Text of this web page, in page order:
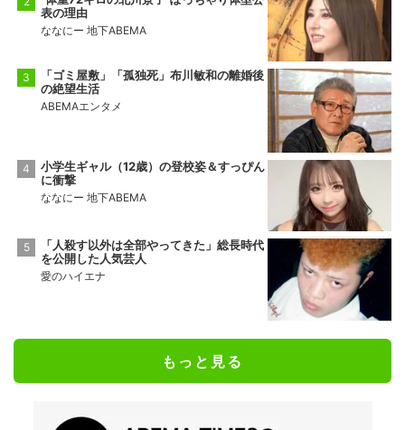
表の理由
ななにー 地下ABEMA
「ゴミ屋敷」「孤独死」布川敏和の離婚後
の絶望生活
ABEMAエンタメ
小学生ギャル（12歳）の登校姿＆すっぴん
に衝撃
ななにー 地下ABEMA
「人殺す以外は全部やってきた」総長時代
を公開した人気芸人
愛のハイエナ
もっと見る